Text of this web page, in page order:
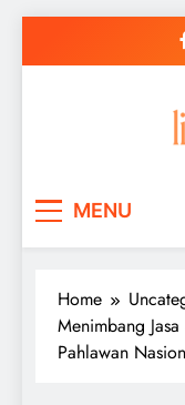
MENU
Home
Menimbang
Pahlawan